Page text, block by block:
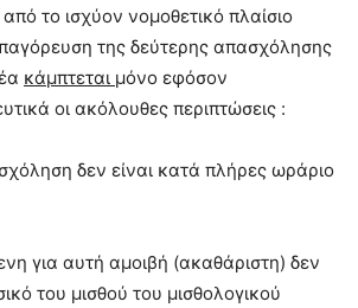
το ισχύον νομοθετικό πλαίσιο
της δεύτερης απασχόλησης
κάμπτεται μόνο εφόσον
οι ακόλουθες περιπτώσεις :
δεν είναι κατά πλήρες ωράριο
για αυτή αμοιβή (ακαθάριστη) δεν
του μισθού του μισθολογικού